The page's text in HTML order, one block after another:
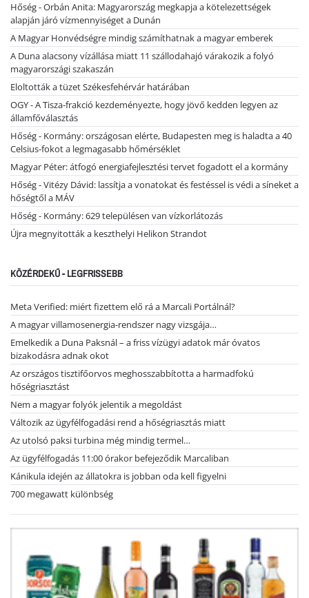
Hőség - Orbán Anita: Magyarország megkapja a kötelezettségek
alapján járó vízmennyiséget a Dunán
A Magyar Honvédségre mindig számíthatnak a magyar emberek
A Duna alacsony vízállása miatt 11 szállodahajó várakozik a folyó
magyarországi szakaszán
Eloltották a tüzet Székesfehérvár határában
OGY - A Tisza-frakció kezdeményezte, hogy jövő kedden legyen az
államfőválasztás
Hőség - Kormány: országosan elérte, Budapesten meg is haladta a 40
Celsius-fokot a legmagasabb hőmérséklet
Magyar Péter: átfogó energiafejlesztési tervet fogadott el a kormány
Hőség - Vitézy Dávid: lassítja a vonatokat és festéssel is védi a síneket a
hőségtől a MÁV
Hőség - Kormány: 629 településen van vízkorlátozás
Újra megnyitották a keszthelyi Helikon Strandot
KÖZÉRDEKŰ - LEGFRISSEBB
Meta Verified: miért fizettem elő rá a Marcali Portálnál?
A magyar villamosenergia-rendszer nagy vizsgája…
Emelkedik a Duna Paksnál – a friss vízügyi adatok már óvatos
bizakodásra adnak okot
Az országos tisztifőorvos meghosszabbította a harmadfokú
hőségriasztást
Nem a magyar folyók jelentik a megoldást
Változik az ügyfélfogadási rend a hőségriasztás miatt
Az utolsó paksi turbina még mindig termel…
Az ügyfélfogadás 11:00 órakor befejeződik Marcaliban
Kánikula idején az állatokra is jobban oda kell figyelni
700 megawatt különbség